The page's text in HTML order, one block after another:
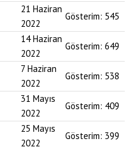
21 Haziran
2022
Gösterim: 545
14 Haziran
2022
Gösterim: 649
7 Haziran
2022
Gösterim: 538
31 Mayıs
2022
Gösterim: 409
25 Mayıs
2022
Gösterim: 399